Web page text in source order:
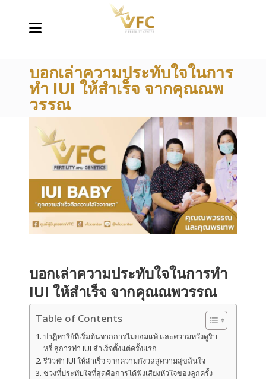
บอกเล่าความประทับใจในการ
ทำ IUI ให้สำเร็จ จากคุณณพ
วรรณ
บอกเล่าความประทับใจในการทำ
IUI ให้สำเร็จ จากคุณณพวรรณ
Table of Contents
ปาฏิหาริย์ที่เริ่มต้นจากการไม่ยอมแพ้ และความหวังดูริบ
หรี่ สู่การทำ IUI สำเร็จตั้งแต่ครั้งแรก
รีวิวทำ IUI ให้สำเร็จ จากความกังวลสู่ความสุขล้นใจ
ช่วงที่ประทับใจที่สุดคือการได้ฟังเสียงหัวใจของลูกครั้ง